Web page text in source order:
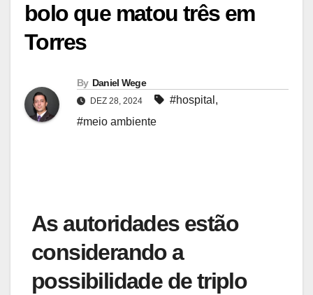
bolo que matou três em
Torres
By Daniel Wege
DEZ 28, 2024 #hospital ,
#meio ambiente
As autoridades estão
considerando a
possibilidade de triplo